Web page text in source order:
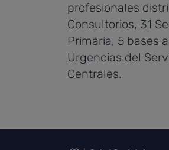
profesionales
Consultorios, 31
Primaria, 5 bases
Urgencias del
Centrales.